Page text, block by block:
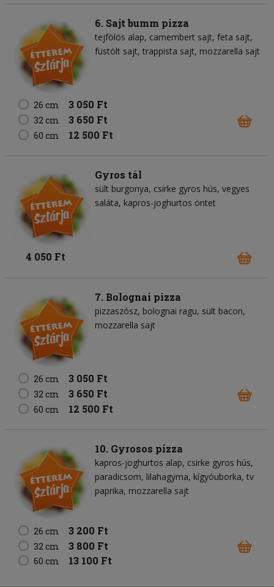
6. Sajt bumm pizza
tejfölös alap camembert sajt feta sajt
füstölt sajt trappista sajt mozzarella sajt
26 cm 3 050 Ft
32 cm 3 650 Ft
60 cm 12 500 Ft
Gyros tál
sült burgonya csirke gyros hús vegyes
saláta kapros-joghurtos öntet
4 050 Ft
7. Bolognai pizza
pizzaszósz bolognai ragu sült bacon
mozzarella sajt
26 cm 3 050 Ft
32 cm 3 650 Ft
60 cm 12 500 Ft
10. Gyrosos pizza
kapros-joghurtos alap csirke gyros hús
paradicsom lilahagyma kígyóuborka tv
paprika mozzarella sajt
26 cm 3 200 Ft
32 cm 3 800 Ft
60 cm 13 100 Ft